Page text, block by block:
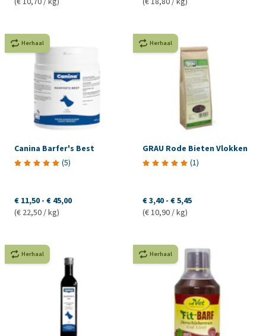
Herhaal
Canina Barfer's Best
(5)
€ 11,50 - € 45,00
(€ 22,50 / kg)
Herhaal
GRAU Rode Bieten Vlokken
(1)
€ 3,40 - € 5,45
(€ 10,90 / kg)
Herhaal Herhaal